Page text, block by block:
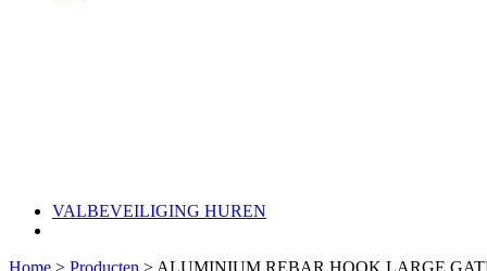
VALBEVEILIGING HUREN
Home > Producten > ALUMINIUM REBAR HOOK LARGE